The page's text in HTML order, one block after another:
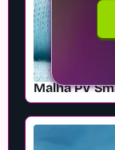
Malha PV